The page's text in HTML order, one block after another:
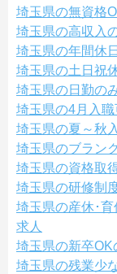
埼玉県の無資格
埼玉県の高収入
埼玉県の年間休
埼玉県の土日祝
埼玉県の日勤の
埼玉県の4月入
埼玉県の夏～秋
埼玉県のブラン
埼玉県の資格取
埼玉県の研修制
埼玉県の産休･
求人
埼玉県の新卒OK
埼玉県の残業少